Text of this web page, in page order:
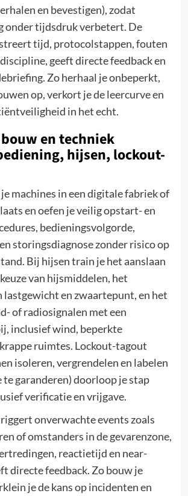
en bevestigen), zodat
onder tijdsdruk verbetert. De
tijd, protocolstappen, fouten
geeft directe feedback en
Zo herhaal je onbeperkt,
op, verkort je de leercurve en
in het echt.
en techniek
hijsen, lockout-
machines in een digitale fabriek of
en oefen je veilig opstart- en
bedieningsvolgorde,
storingsdiagnose zonder risico op
Bij hijsen train je het aanslaan
van hijsmiddelen, het
lastgewicht en zwaartepunt, en het
of radiosignalen met een
inclusief wind, beperkte
ruimtes. Lockout-tagout
isoleren, vergrendelen en labelen
te garanderen) doorloop je stap
verificatie en vrijgave.
onverwachte events zoals
of omstanders in de gevarenzone,
reactietijd en near-
directe feedback. Zo bouw je
je de kans op incidenten en